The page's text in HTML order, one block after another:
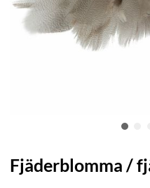
Fjäderblomma /